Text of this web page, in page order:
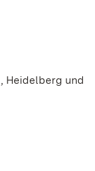
Heidelberg und